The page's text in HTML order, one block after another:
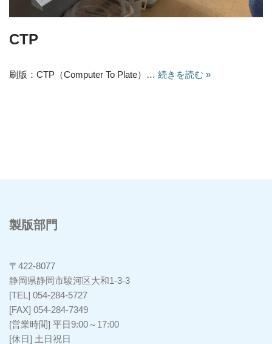
CTP
刷版：CTP（Computer To Plate）… 続きを読む »
製版部門
〒422-8077
静岡県静岡市駿河区大和1-3-3
[TEL] 054-284-5727
[FAX] 054-284-7349
[営業時間] 平日9:00～17:00
[休日] 土日祝日